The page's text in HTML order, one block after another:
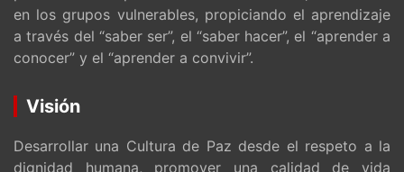
en los grupos vulnerables, propiciando el aprendizaje
a través del “saber ser”, el “saber hacer”, el “aprender a
conocer” y el “aprender a convivir”.
Visión
Desarrollar una Cultura de Paz desde el respeto a la
dignidad humana, promover una calidad de vida